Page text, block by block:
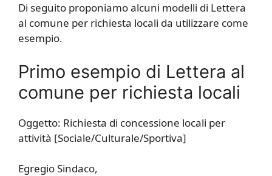
Di seguito proponiamo alcuni modelli di Lettera
al comune per richiesta locali da utilizzare come
esempio.
Primo esempio di Lettera al
comune per richiesta locali
Oggetto: Richiesta di concessione locali per
attività [Sociale/Culturale/Sportiva]
Egregio Sindaco,